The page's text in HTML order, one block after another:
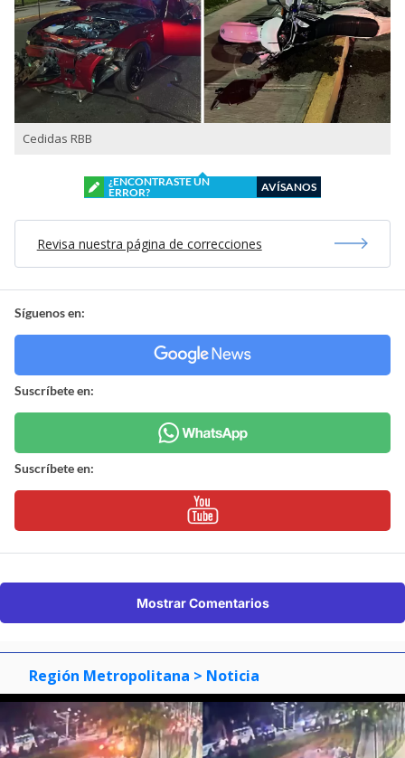
Cedidas RBB
¿ENCONTRASTE UN
ERROR?
AVÍSANOS
Revisa nuestra página de correcciones
Síguenos en:
Suscríbete en:
Suscríbete en:
Mostrar Comentarios
Región Metropolitana > Noticia